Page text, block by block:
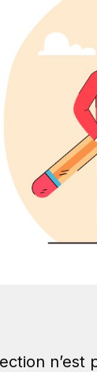
n’est